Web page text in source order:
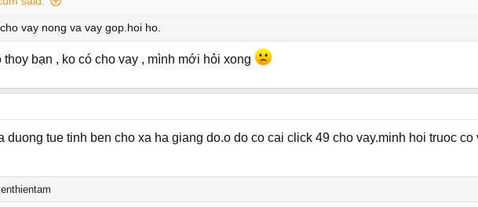
vay nong va vay gop.hoi ho.
thoy bạn , ko có cho vay , mình mới hỏi xong
duong tue tinh ben cho xa ha giang do.o do co cai click 49 cho vay.minh hoi truoc co